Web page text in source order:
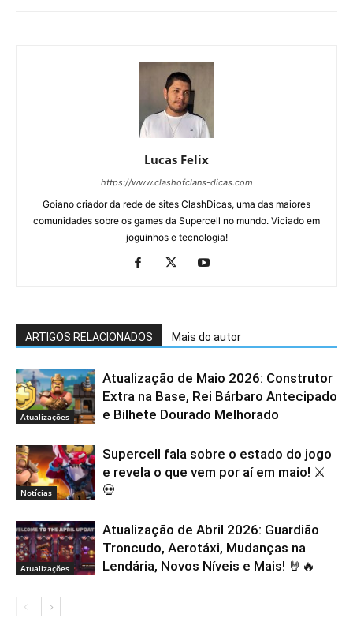
Lucas Felix
https://www.clashofclans-dicas.com
Goiano criador da rede de sites ClashDicas, uma das maiores
comunidades sobre os games da Supercell no mundo. Viciado em
joguinhos e tecnologia!
ARTIGOS RELACIONADOS Mais do autor
Atualizações
Atualização de Maio 2026: Construtor
Extra na Base, Rei Bárbaro Antecipado
e Bilhete Dourado Melhorado
Notícias
Supercell fala sobre o estado do jogo
e revela o que vem por aí em maio! ⚔️
💀
Atualizações
Atualização de Abril 2026: Guardião
Troncudo, Aerotáxi, Mudanças na
Lendária, Novos Níveis e Mais! 🤘🔥